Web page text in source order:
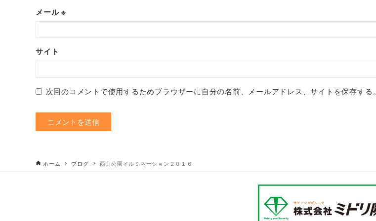
メール※
サイト
次回のコメントで使用するためブラウザーに自分の名前、メールアドレス、サイトを保存する。
ホーム ブログ 西山公園イルミネーション２０１６